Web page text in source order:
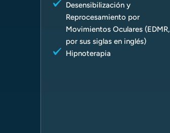
Desensibilización y
Reprocesamiento por
Movimientos Oculares (EDMR,
por sus siglas en inglés)
Hipnoterapia